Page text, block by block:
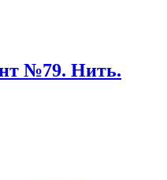
№79. Нить.